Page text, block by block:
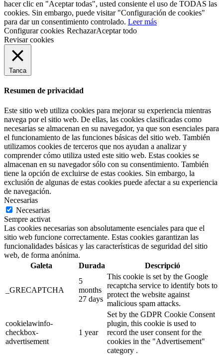
hacer clic en "Aceptar todas", usted consiente el uso de TODAS las
cookies. Sin embargo, puede visitar "Configuración de cookies"
para dar un consentimiento controlado. Leer más
Configurar cookies RechazarAceptar todo
Revisar cookies
Tanca
Resumen de privacidad
Este sitio web utiliza cookies para mejorar su experiencia mientras
navega por el sitio web. De ellas, las cookies clasificadas como
necesarias se almacenan en su navegador, ya que son esenciales para
el funcionamiento de las funciones básicas del sitio web. También
utilizamos cookies de terceros que nos ayudan a analizar y
comprender cómo utiliza usted este sitio web. Estas cookies se
almacenan en su navegador sólo con su consentimiento. También
tiene la opción de excluirse de estas cookies. Sin embargo, la
exclusión de algunas de estas cookies puede afectar a su experiencia
de navegación.
Necesarias
Necesarias
Sempre activat
Las cookies necesarias son absolutamente esenciales para que el
sitio web funcione correctamente. Estas cookies garantizan las
funcionalidades básicas y las características de seguridad del sitio
web, de forma anónima.
Galeta
Durada Descripció
_GRECAPTCHA
5
months
27 days
This cookie is set by the Google
recaptcha service to identify bots to
protect the website against
malicious spam attacks.
cookielawinfo-
checkbox-
advertisement
1 year
Set by the GDPR Cookie Consent
plugin, this cookie is used to
record the user consent for the
cookies in the "Advertisement"
category .